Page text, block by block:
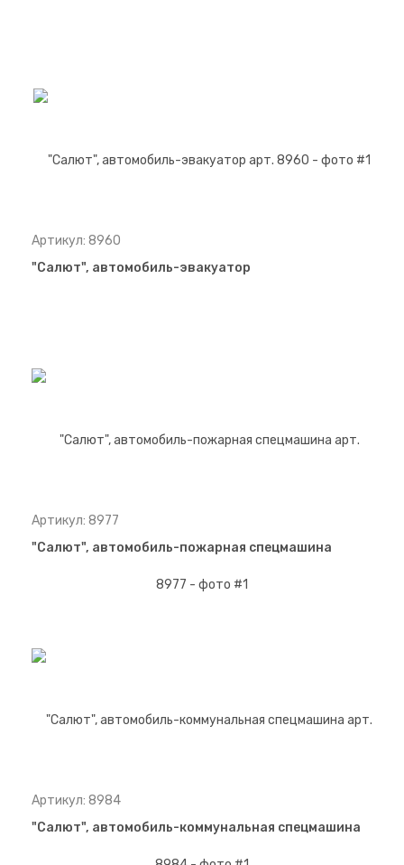
Артикул: 8960
"Салют", автомобиль-эвакуатор
Артикул: 8977
"Салют", автомобиль-пожарная спецмашина
Артикул: 8984
"Салют", автомобиль-коммунальная спецмашина